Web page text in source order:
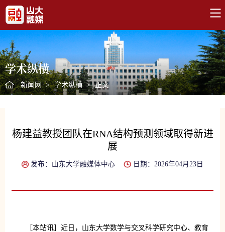
学术纵横
新闻网 > 学术纵横 > 正文
杨建益教授团队在RNA结构预测领域取得新进
展
发布：山东大学融媒体中心 日期：2026年04月23日
［本站讯］近日，山东大学数学与交叉科学研究中心、教育